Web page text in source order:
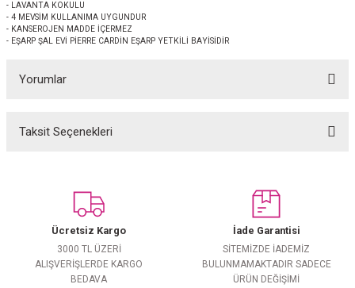
- LAVANTA KOKULU
- 4 MEVSİM KULLANIMA UYGUNDUR
- KANSEROJEN MADDE İÇERMEZ
- EŞARP ŞAL EVİ PİERRE CARDİN EŞARP YETKİLİ BAYİSİDİR
Yorumlar
Taksit Seçenekleri
Ücretsiz Kargo
3000 TL ÜZERİ
ALIŞVERİŞLERDE KARGO
BEDAVA
İade Garantisi
SİTEMİZDE İADEMİZ
BULUNMAMAKTADIR SADECE
ÜRÜN DEĞİŞİMİ